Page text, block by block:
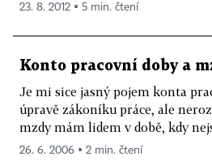
23. 8. 2012 ▪ 5 min. čtení
Konto pracovní doby a
Je mi sice jasný pojem konta
úpravě zákoníku práce, ale
mzdy mám lidem v době, kdy
26. 6. 2006 ▪ 2 min. čtení